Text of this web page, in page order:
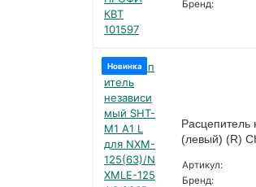
Бренд:
Новинка
Расцепитель
(левый) (R)
Артикул:
Бренд: